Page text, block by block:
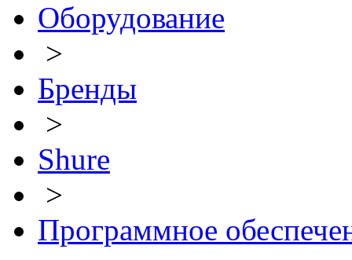
Оборудование
>
Бренды
>
Shure
>
Программное